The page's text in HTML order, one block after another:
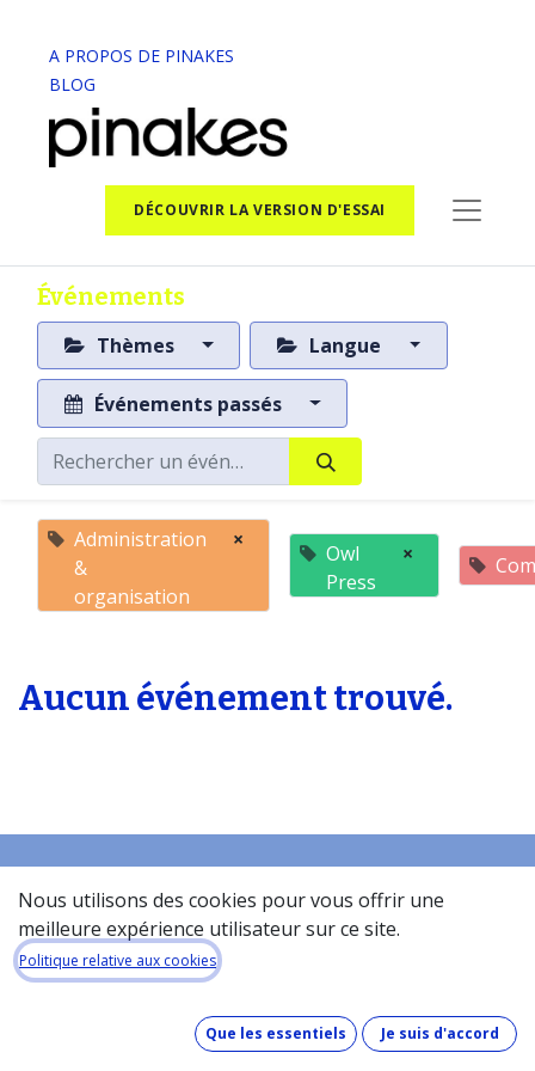
A PROPOS DE PINAKES
BLOG
DÉCOUVRIR LA VERSION D'ESSAI
Événements
Thèmes Langue
Événements passés
Administration
&
organisation
×
Owl
Press
×
Aucun événement trouvé.
Accueil
À propos de la base de donneés​
Quel est le coût de la base de données ?
Comment fonctionne la base de données ?
Que contient la base de données ?
Nous utilisons des cookies pour vous offrir une
meilleure expérience utilisateur sur ce site.
Politique relative aux cookies
Que les essentiels Je suis d'accord